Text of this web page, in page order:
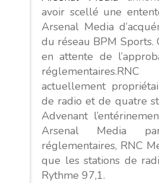
avoir scellé une
Arsenal Media
du réseau BPM Sports.
en attente de
actuellement
de radio et de quatre
Advenant
Arsenal Media
réglementaires, RNC
que les stations de
Rythme 97,1.